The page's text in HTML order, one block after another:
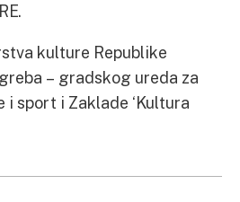
kulture Republike
– gradskog ureda za
i sport i Zaklade ‘Kultura